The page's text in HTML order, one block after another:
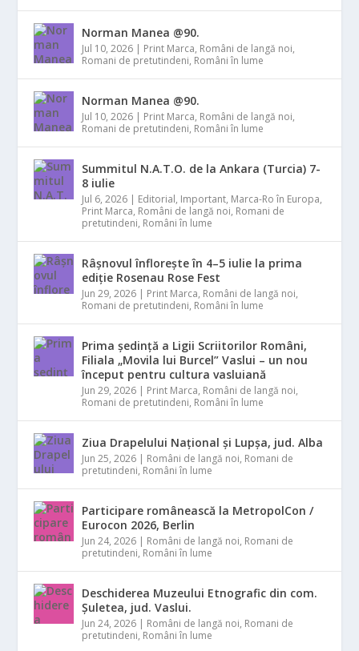
Norman Manea @90.
Jul 10, 2026 | Print Marca, Români de langă noi,
Romani de pretutindeni, Români în lume
Norman Manea @90.
Jul 10, 2026 | Print Marca, Români de langă noi,
Romani de pretutindeni, Români în lume
Summitul N.A.T.O. de la Ankara (Turcia) 7-
8 iulie
Jul 6, 2026 | Editorial, Important, Marca-Ro în Europa,
Print Marca, Români de langă noi, Romani de
pretutindeni, Români în lume
Râșnovul înflorește în 4–5 iulie la prima
ediție Rosenau Rose Fest
Jun 29, 2026 | Print Marca, Români de langă noi,
Romani de pretutindeni, Români în lume
Prima ședință a Ligii Scriitorilor Români,
Filiala „Movila lui Burcel” Vaslui – un nou
început pentru cultura vasluiană
Jun 29, 2026 | Print Marca, Români de langă noi,
Romani de pretutindeni, Români în lume
Ziua Drapelului Național și Lupșa, jud. Alba
Jun 25, 2026 | Români de langă noi, Romani de
pretutindeni, Români în lume
Participare românească la MetropolCon /
Eurocon 2026, Berlin
Jun 24, 2026 | Români de langă noi, Romani de
pretutindeni, Români în lume
Deschiderea Muzeului Etnografic din com.
Șuletea, jud. Vaslui.
Jun 24, 2026 | Români de langă noi, Romani de
pretutindeni, Români în lume